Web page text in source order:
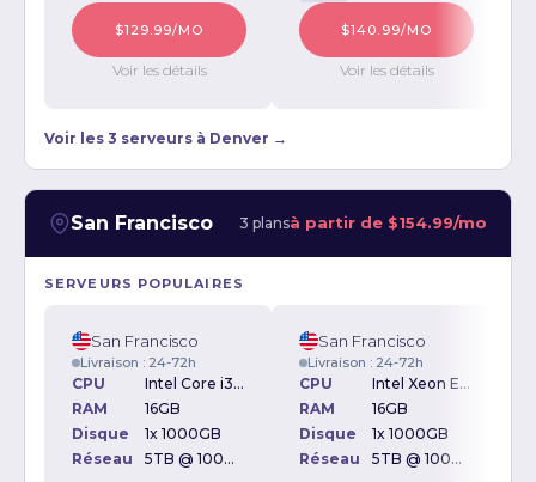
$129.99/MO
Voir les détails
$140.99/MO
Voir les détails
Voir les 3 serveurs à Denver →
San Francisco 3 plansà partir de $154.99/mo
SERVEURS POPULAIRES
San Francisco
Livraison : 24-72h
CPU
Intel Core i3-550 3.20GHz
RAM
16GB
Disque
1x 1000GB
Réseau
5TB @ 100Mbps
San Francisco
Livraison : 24-72h
CPU
Intel Xeon E3-1220 V2 3.10GHz
RAM
16GB
Disque
1x 1000GB
Réseau
5TB @ 100Mbps